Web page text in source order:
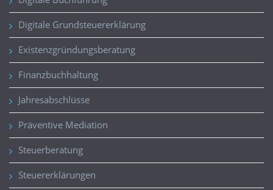
Digitale Grundsteuererklärung
Existenzgründungsberatung
Finanzbuchhaltung
Jahresabschlüsse
Präventive Mediation
Steuerberatung
Steuererklärungen